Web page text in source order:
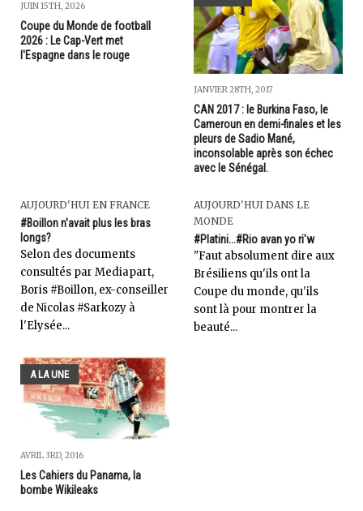
JUIN 15TH, 2026
Coupe du Monde de football
2026 : Le Cap-Vert met
l'Espagne dans le rouge
JANVIER 28TH, 2017
CAN 2017 : le Burkina Faso, le
Cameroun en demi-finales et les
pleurs de Sadio Mané,
inconsolable après son échec
avec le Sénégal.
AUJOURD'HUI EN FRANCE
#Boillon n'avait plus les bras
longs?
Selon des documents
consultés par Mediapart,
Boris #Boillon, ex-conseiller
de Nicolas #Sarkozy à
l'Elysée...
AUJOURD'HUI DANS LE
MONDE
#Platini...#Rio avan yo ri'w
"Faut absolument dire aux
Brésiliens qu'ils ont la
Coupe du monde, qu'ils
sont là pour montrer la
beauté...
A LA UNE
AVRIL 3RD, 2016
Les Cahiers du Panama, la
bombe Wikileaks